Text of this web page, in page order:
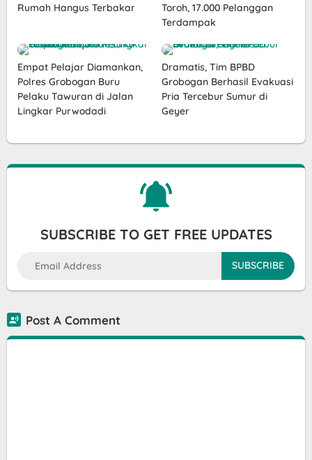
Rumah Hangus Terbakar
Toroh, 17.000 Pelanggan
Terdampak
Empat Pelajar Diamankan,
Polres Grobogan Buru
Pelaku Tawuran di Jalan
Lingkar Purwodadi
Dramatis, Tim BPBD
Grobogan Berhasil Evakuasi
Pria Tercebur Sumur di
Geyer
SUBSCRIBE TO GET FREE UPDATES
Post A Comment